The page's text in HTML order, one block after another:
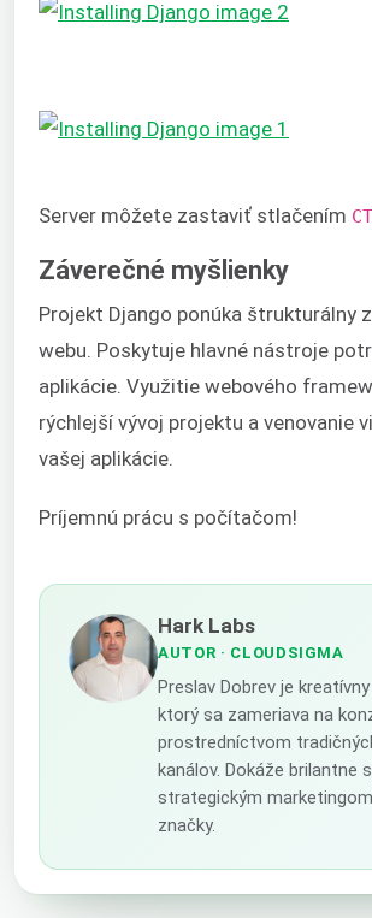
Server môžete zastaviť stlačením
Záverečné myšlienky
Projekt Django ponúka štrukturálny
webu. Poskytuje hlavné nástroje
aplikácie. Využitie webového
rýchlejší vývoj projektu a venovanie
vašej aplikácie.
Príjemnú prácu s počítačom!
Hark Labs
AUTOR · CLOUDSIGMA
Preslav Dobrev je
ktorý sa zameriava na
prostredníctvom
kanálov. Dokáže brilantne
strategickým
značky.